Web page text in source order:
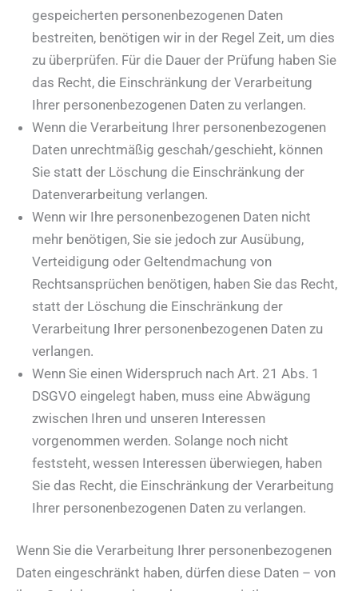
gespeicherten personenbezogenen Daten
bestreiten, benötigen wir in der Regel Zeit, um dies
zu überprüfen. Für die Dauer der Prüfung haben Sie
das Recht, die Einschränkung der Verarbeitung
Ihrer personenbezogenen Daten zu verlangen.
Wenn die Verarbeitung Ihrer personenbezogenen
Daten unrechtmäßig geschah/geschieht, können
Sie statt der Löschung die Einschränkung der
Datenverarbeitung verlangen.
Wenn wir Ihre personenbezogenen Daten nicht
mehr benötigen, Sie sie jedoch zur Ausübung,
Verteidigung oder Geltendmachung von
Rechtsansprüchen benötigen, haben Sie das Recht,
statt der Löschung die Einschränkung der
Verarbeitung Ihrer personenbezogenen Daten zu
verlangen.
Wenn Sie einen Widerspruch nach Art. 21 Abs. 1
DSGVO eingelegt haben, muss eine Abwägung
zwischen Ihren und unseren Interessen
vorgenommen werden. Solange noch nicht
feststeht, wessen Interessen überwiegen, haben
Sie das Recht, die Einschränkung der Verarbeitung
Ihrer personenbezogenen Daten zu verlangen.
Wenn Sie die Verarbeitung Ihrer personenbezogenen
Daten eingeschränkt haben, dürfen diese Daten – von